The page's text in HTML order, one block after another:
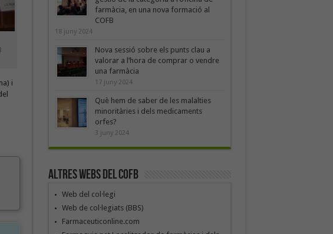
i
farmàcia, en una nova formació al
COFB
18 juny 2024
Nova sessió sobre els punts clau a
valorar a l’hora de comprar o vendre
una farmàcia
17 juny 2024
Què hem de saber de les malalties
minoritàries i dels medicaments
orfes?
3 juny 2024
Altres webs del COFB
Web del col·legi
Web de col·legiats (BBS)
Farmaceuticonline.com